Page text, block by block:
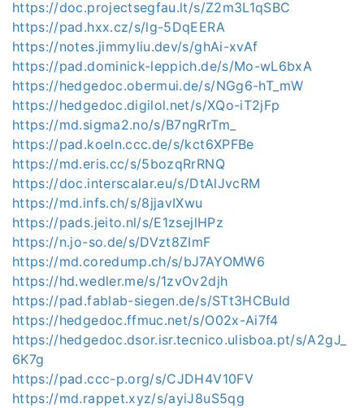
https://doc.projectsegfau.lt/s/Z2m3L1qSBC
https://pad.hxx.cz/s/lg-5DqEERA
https://notes.jimmyliu.dev/s/ghAi-xvAf
https://pad.dominick-leppich.de/s/Mo-wL6bxA
https://hedgedoc.obermui.de/s/NGg6-hT_mW
https://hedgedoc.digilol.net/s/XQo-iT2jFp
https://md.sigma2.no/s/B7ngRrTm_
https://pad.koeln.ccc.de/s/kct6XPFBe
https://md.eris.cc/s/5bozqRrRNQ
https://doc.interscalar.eu/s/DtAlJvcRM
https://md.infs.ch/s/8jjavIXwu
https://pads.jeito.nl/s/E1zsejlHPz
https://n.jo-so.de/s/DVzt8ZImF
https://md.coredump.ch/s/bJ7AYOMW6
https://hd.wedler.me/s/1zvOv2djh
https://pad.fablab-siegen.de/s/STt3HCBuId
https://hedgedoc.ffmuc.net/s/O02x-Ai7f4
https://hedgedoc.dsor.isr.tecnico.ulisboa.pt/s/A2gJ_
6K7g
https://pad.ccc-p.org/s/CJDH4V10FV
https://md.rappet.xyz/s/ayiJ8uS5qg